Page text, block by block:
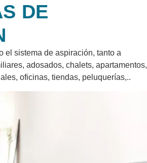
DE
el sistema de aspiración, tanto a
adosados, chalets, apartamentos,
oficinas, tiendas, peluquerías,..